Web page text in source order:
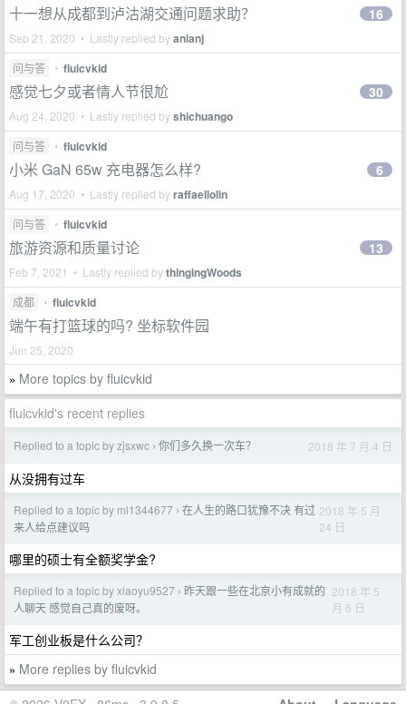
十一想从成都到泸沽湖交通问题求助？
Sep 21, 2020 • Lastly replied byanianj
16
问与答 • fluicvkid
感觉七夕或者情人节很尬
Aug 24, 2020 • Lastly replied byshichuango
30
问与答 • fluicvkid
小米 GaN 65w 充电器怎么样?
Aug 17, 2020 • Lastly replied byraffaellolin
6
问与答 • fluicvkid
旅游资源和质量讨论
Feb 7, 2021 • Lastly replied bythingingWoods
13
成都 • fluicvkid
端午有打篮球的吗? 坐标软件园
Jun 25, 2020
» More topics by fluicvkid
fluicvkid's recent replies
Replied to a topic by zjsxwc › 你们多久换一次车？ 2018 年 7 月 4 日
从没拥有过车
Replied to a topic by ml1344677 › 在人生的路口犹豫不决 有过
来人给点建议吗
2018 年 5 月
24 日
哪里的硕士有全额奖学金?
Replied to a topic by xiaoyu9527 › 昨天跟一些在北京小有成就的
人聊天 感觉自己真的废呀。
2018 年 5
月 6 日
军工创业板是什么公司？
» More replies by fluicvkid